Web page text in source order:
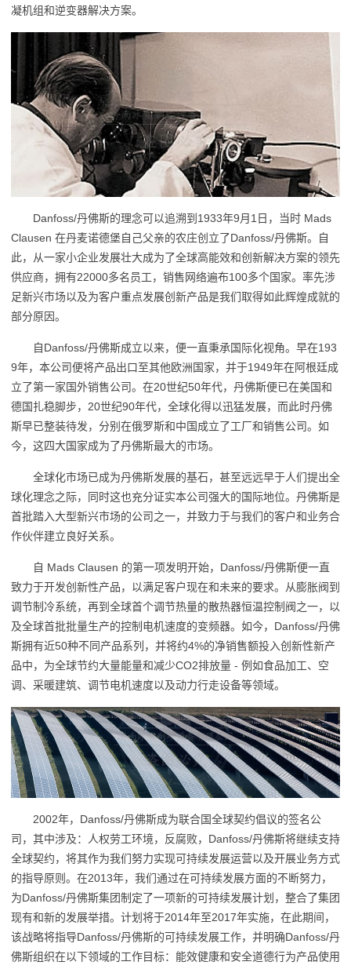
凝机组和逆变器解决方案。
Danfoss/丹佛斯的理念可以追溯到1933年9月1日，当时 Mads
Clausen 在丹麦诺德堡自己父亲的农庄创立了Danfoss/丹佛斯。自
此，从一家小企业发展壮大成为了全球高能效和创新解决方案的领先
供应商，拥有22000多名员工，销售网络遍布100多个国家。率先涉
足新兴市场以及为客户重点发展创新产品是我们取得如此辉煌成就的
部分原因。
自Danfoss/丹佛斯成立以来，便一直秉承国际化视角。早在193
9年，本公司便将产品出口至其他欧洲国家，并于1949年在阿根廷成
立了第一家国外销售公司。在20世纪50年代，丹佛斯便已在美国和
德国扎稳脚步，20世纪90年代，全球化得以迅猛发展，而此时丹佛
斯早已整装待发，分别在俄罗斯和中国成立了工厂和销售公司。如
今，这四大国家成为了丹佛斯最大的市场。
全球化市场已成为丹佛斯发展的基石，甚至远远早于人们提出全
球化理念之际，同时这也充分证实本公司强大的国际地位。丹佛斯是
首批踏入大型新兴市场的公司之一，并致力于与我们的客户和业务合
作伙伴建立良好关系。
自 Mads Clausen 的第一项发明开始，Danfoss/丹佛斯便一直
致力于开发创新性产品，以满足客户现在和未来的要求。从膨胀阀到
调节制冷系统，再到全球首个调节热量的散热器恒温控制阀之一，以
及全球首批批量生产的控制电机速度的变频器。如今，Danfoss/丹佛
斯拥有近50种不同产品系列，并将约4%的净销售额投入创新性新产
品中，为全球节约大量能量和减少CO2排放量 - 例如食品加工、空
调、采暖建筑、调节电机速度以及动力行走设备等领域。
2002年，Danfoss/丹佛斯成为联合国全球契约倡议的签名公
司，其中涉及：人权劳工环境，反腐败，Danfoss/丹佛斯将继续支持
全球契约，将其作为我们努力实现可持续发展运营以及开展业务方式
的指导原则。在2013年，我们通过在可持续发展方面的不断努力，
为Danfoss/丹佛斯集团制定了一项新的可持续发展计划，整合了集团
现有和新的发展举措。计划将于2014年至2017年实施，在此期间，
该战略将指导Danfoss/丹佛斯的可持续发展工作，并明确Danfoss/丹
佛斯组织在以下领域的工作目标：能效健康和安全道德行为产品使用